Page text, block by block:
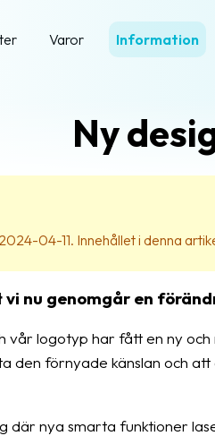
Varor Information
Ny
04-11. Innehållet i denna
nu genomgår en
vår logotyp har fått en ny
den förnyade känslan och
där nya smarta funktioner